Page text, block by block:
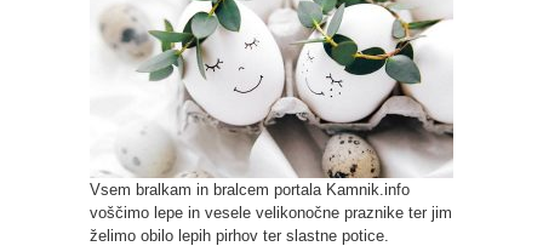
Vsem bralkam in bralcem portala Kamnik.info
voščimo lepe in vesele velikonočne praznike ter jim
želimo obilo lepih pirhov ter slastne potice.